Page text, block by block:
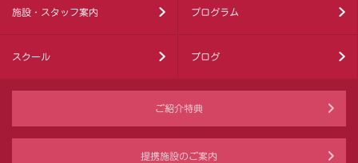
施設・スタッフ案内 プログラム
スクール ブログ
ご紹介特典
提携施設のご案内